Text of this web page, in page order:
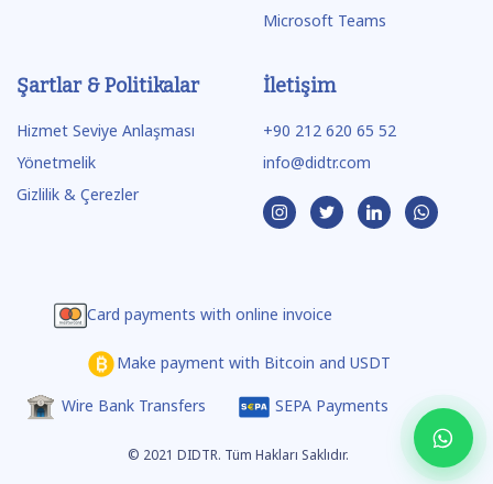
Microsoft Teams
Şartlar & Politikalar
Hizmet Seviye Anlaşması
Yönetmelik
Gizlilik & Çerezler
İletişim
+90 212 620 65 52
info@didtr.com
Card payments with online invoice
Make payment with Bitcoin and USDT
Wire Bank Transfers SEPA Payments
© 2021 DIDTR. Tüm Hakları Saklıdır.